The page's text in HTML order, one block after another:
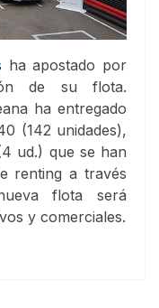
ha apostado por
de su flota.
ha entregado
(142 unidades),
ud.) que se han
renting a través
flota será
y comerciales.